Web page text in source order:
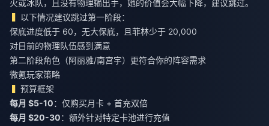
火或冰队，且没有物理输出手，她的价值会大幅下降，建议跳过。
以下情况建议跳过第一阶段：
保底进度低于 60，无大保底，且菲林少于 20,000
对目前的物理队伍感到满意
第二阶段角色（阿丽雅/南宫宇）更符合你的阵容需求
微氪玩家策略
预算框架
每月 $5-10：仅购买月卡 + 首充双倍
每月 $20-30：额外针对特定卡池进行充值